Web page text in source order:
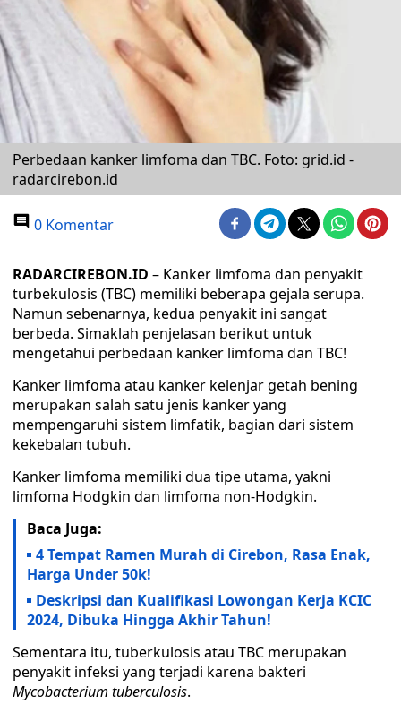
Perbedaan kanker limfoma dan TBC. Foto: grid.id -
radarcirebon.id
0 Komentar
RADARCIREBON.ID – Kanker limfoma dan penyakit
turbekulosis (TBC) memiliki beberapa gejala serupa.
Namun sebenarnya, kedua penyakit ini sangat
berbeda. Simaklah penjelasan berikut untuk
mengetahui perbedaan kanker limfoma dan TBC!
Kanker limfoma atau kanker kelenjar getah bening
merupakan salah satu jenis kanker yang
mempengaruhi sistem limfatik, bagian dari sistem
kekebalan tubuh.
Kanker limfoma memiliki dua tipe utama, yakni
limfoma Hodgkin dan limfoma non-Hodgkin.
Baca Juga:
4 Tempat Ramen Murah di Cirebon, Rasa Enak,
Harga Under 50k!
Deskripsi dan Kualifikasi Lowongan Kerja KCIC
2024, Dibuka Hingga Akhir Tahun!
Sementara itu, tuberkulosis atau TBC merupakan
penyakit infeksi yang terjadi karena bakteri
Mycobacterium tuberculosis.